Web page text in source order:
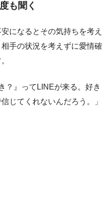
も聞く
になるとその気持ちを考え
手の状況を考えずに愛情確
？』ってLINEが来る。好き
じてくれないんだろう。」